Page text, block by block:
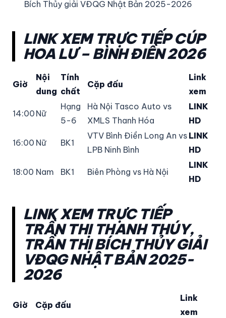
Bích Thủy giải VĐQG Nhật Bản 2025-2026
LINK XEM TRỰC TIẾP CÚP
HOA LƯ – BÌNH ĐIỀN 2026
Giờ
Nội
dung
Tính
chất
Cặp đấu
Link
xem
14:00 Nữ
Hạng
5-6
Hà Nội Tasco Auto vs
XMLS Thanh Hóa
LINK
HD
16:00 Nữ BK1
VTV Bình Điền Long An vs
LPB Ninh Bình
LINK
HD
18:00 Nam BK1 Biên Phòng vs Hà Nội
LINK
HD
LINK XEM TRỰC TIẾP
TRẦN THỊ THANH THÚY,
TRẦN THỊ BÍCH THỦY GIẢI
VĐQG NHẬT BẢN 2025-
2026
Giờ Cặp đấu
Link
xem